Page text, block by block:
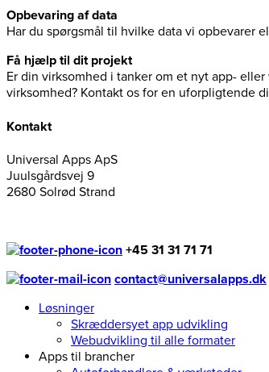
Opbevaring af data
Har du spørgsmål til hvilke data vi opbevarer
Få hjælp til dit projekt
Er din virksomhed i tanker om et nyt app-
virksomhed? Kontakt os for en uforpligtende
Kontakt
Universal Apps ApS
Juulsgårdsvej 9
2680 Solrød Strand
+45 31 31 71 71
contact@universalapps.dk
Løsninger
Skræddersyet app udvikling
Webudvikling til alle formater
Apps til brancher